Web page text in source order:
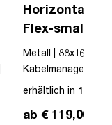
Horizontaler
Flex-small +
Kabelführung
Steckdose
Metall |
erhältlich in 12
ab € 119,00